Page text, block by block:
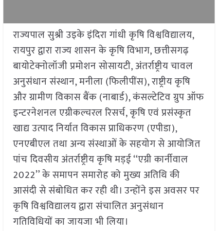
राज्यपाल सुश्री उइके इंदिरा गांधी कृषि विश्वविद्यालय,
रायपुर द्वारा राज्य शासन के कृषि विभाग, छत्तीसगढ़
बायोटेक्नोलॉजी प्रमोशन सोसायटी, अंतर्राष्ट्रीय चावल
अनुसंधान संस्थान, मनीला (फिलीपींस), राष्ट्रीय कृषि
और ग्रामीण विकास बैंक (नाबार्ड), कंसल्टेटिव ग्रुप ऑफ
इन्टरनेशनल एग्रीकल्चरल रिसर्च, कृषि एवं प्रसंस्कृत
खाद्य उत्पाद निर्यात विकास प्राधिकरण (एपीडा),
एनएबीएल तथा अन्य संस्थाओं के सहयोग से आयोजित
पांच दिवसीय अंतर्राष्ट्रीय कृषि मड़ई ‘‘एग्री कार्नीवाल
2022’’ के समापन समारोह को मुख्य अतिथि की
आसंदी से संबोधित कर रही थी। उन्होंने इस अवसर पर
कृषि विश्वविद्यालय द्वारा संचालित अनुसंधान
गतिविधियों का जायजा भी लिया।